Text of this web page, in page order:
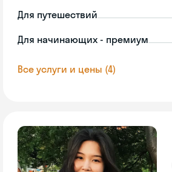
Для путешествий
Для начинающих - премиум
Все услуги и цены (4)